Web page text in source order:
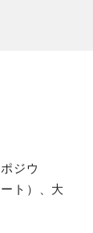
ジウ
ト）、大